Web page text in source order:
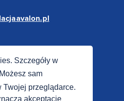
Szczegóły w
Możesz sam
Twojej przeglądarce.
akceptację